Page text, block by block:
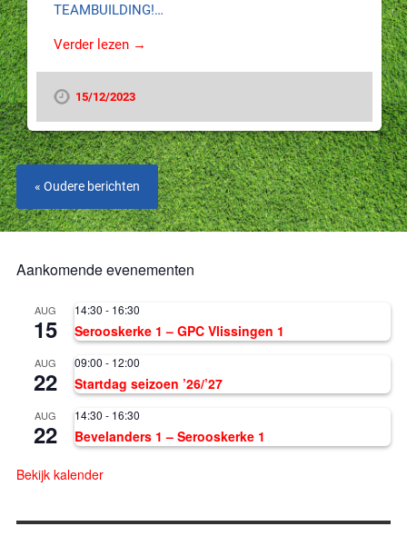
TEAMBUILDING!…
Verder lezen →
15/12/2023
« Oudere berichten
Aankomende evenementen
AUG
15
14:30 - 16:30
Serooskerke 1 – GPC Vlissingen 1
AUG
22
09:00 - 12:00
Startdag seizoen ’26/’27
AUG
22
14:30 - 16:30
Bevelanders 1 – Serooskerke 1
Bekijk kalender